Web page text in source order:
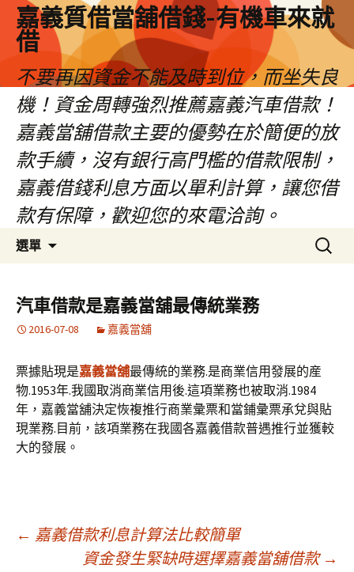
嘉義質借當舖借錢-有機車來就
借
不要再因資金不能及時到位，而坐失良
機！資金周轉強烈推薦嘉義汽車借款！
嘉義當舖借款主要的優勢在於簡便的放
款手續，沒有銀行高門檻的借款限制，
嘉義借錢利息方面以單利計算，讓您借
款有保障，歡迎您的來電洽詢。
選單
容
區
搜
尋
汽車借款是嘉義當舖最傳統業務
2016-07-08 嘉義當舖
票據貼現是嘉義當舖最傳統的業務.是商業信用發展的産
物.1953年.我國取消商業信用後.這項業務也被取消.1984
年，嘉義當舖決定恢複推行商業彙票和當鋪彙票承兌與貼
現業務.目前，該項業務在我國各嘉義借款普遇推行並獲較
大的發展。
文
← 嘉義借款利息計算法比較簡單
資金發生緊缺時選擇嘉義當舖借款 →